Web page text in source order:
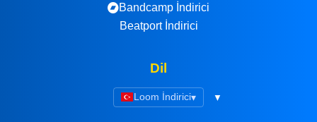
Bandcamp İndirici
Beatport İndirici
Dil
Loom İndirici▾